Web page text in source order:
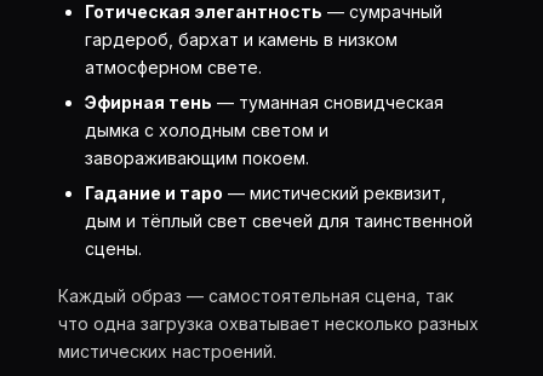
Готическая элегантность — сумрачный
гардероб, бархат и камень в низком
атмосферном свете.
Эфирная тень — туманная сновидческая
дымка с холодным светом и
завораживающим покоем.
Гадание и таро — мистический реквизит,
дым и тёплый свет свечей для таинственной
сцены.
Каждый образ — самостоятельная сцена, так
что одна загрузка охватывает несколько разных
мистических настроений.